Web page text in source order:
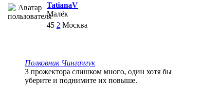
TatianaV
Малёк
45 2 Москва
Полковник Чингачгук
3 прожектора слишком много, один хотя бы
уберите и поднимите их повыше.